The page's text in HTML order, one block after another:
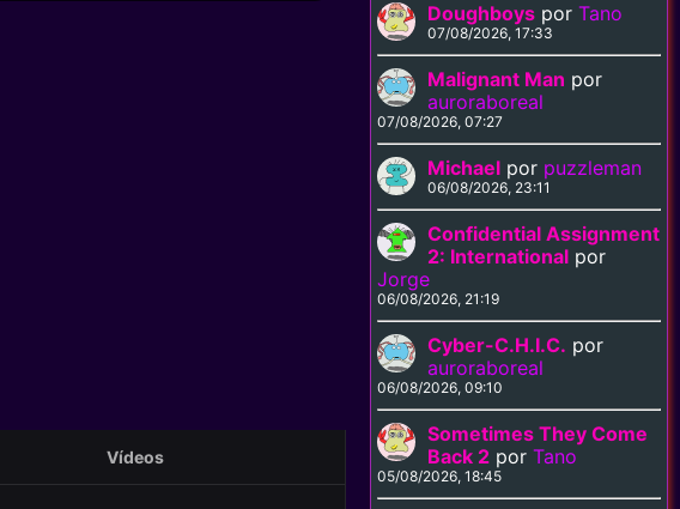
Vídeos
Doughboys porTano
07/08/2026, 17:33
Malignant Man por
auroraboreal
07/08/2026, 07:27
Michael por puzzleman
06/08/2026, 23:11
Confidential Assignment
2: International por
Jorge
06/08/2026, 21:19
Cyber-C.H.I.C. por
auroraboreal
06/08/2026, 09:10
Sometimes They Come
Back 2 porTano
05/08/2026, 18:45